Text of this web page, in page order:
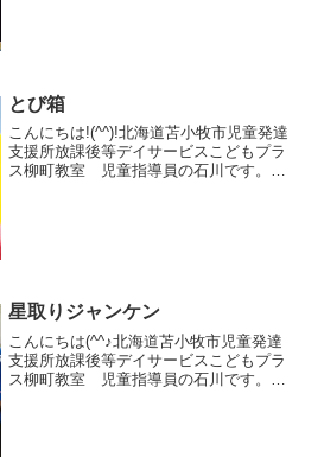
とび箱
こんにちは!(^^)!北海道苫小牧市児童発達
支援所放課後等デイサービスこどもプラ
ス柳町教室 児童指導員の石川です。昨
星取りジャンケン
こんにちは(^^♪北海道苫小牧市児童発達
支援所放課後等デイサービスこどもプラ
ス柳町教室 児童指導員の石川です。７